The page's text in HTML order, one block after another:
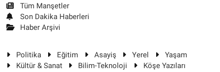
Tüm Manşetler
Son Dakika Haberleri
Haber Arşivi
Politika Eğitim Asayiş Yerel
Yaşam
Kültür & Sanat
Bilim-Teknoloji
Köşe Yazıları